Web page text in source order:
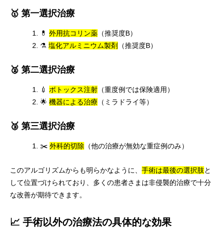
🥇 第一選択治療
💊 外用抗コリン薬 （推奨度B）
⚗️ 塩化アルミニウム製剤 （推奨度B）
🥈 第二選択治療
💉 ボトックス注射 （重度例では保険適用）
🌟 機器による治療 （ミラドライ等）
🥉 第三選択治療
✂️ 外科的切除 （他の治療が無効な重症例のみ）
このアルゴリズムからも明らかなように、 手術は最後の選択肢と
して位置づけられており、多くの患者さまは非侵襲的治療で十分
な改善が期待できます。
📈 手術以外の治療法の具体的な効果